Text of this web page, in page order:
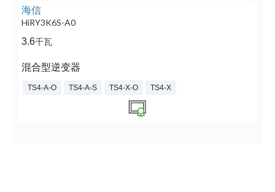
海信
HiRY3K6S-A0
3.6千瓦
混合型逆变器
TS4-A-O TS4-A-S TS4-X-O TS4-X